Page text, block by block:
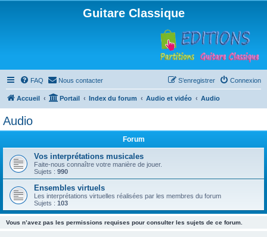
Guitare Classique
FAQ Nous contacter Connexion
S’enregistrer
Accueil Portail Index du forum Audio et vidéo Audio
Audio
Forum
Vos interprétations musicales
Faite-nous connaître votre manière de jouer.
Sujets : 990
Ensembles virtuels
Les interprétations virtuelles réalisées par les membres du forum
Sujets : 103
Vous n’avez pas les permissions requises pour consulter les sujets de ce forum.